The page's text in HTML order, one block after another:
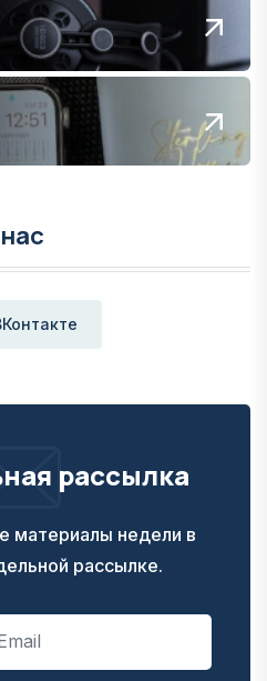
рассылка
материалы недели в
рассылке.